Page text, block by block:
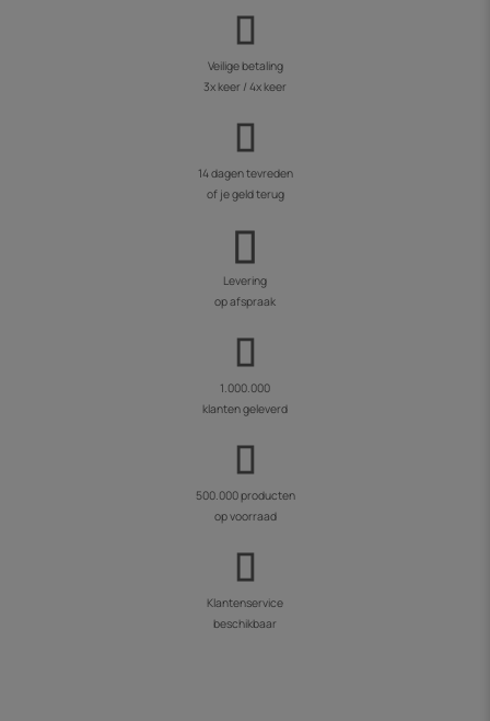
Veilige betaling
3x keer / 4x keer
14 dagen tevreden
of je geld terug
Levering
op afspraak
1.000.000
klanten geleverd
500.000 producten
op voorraad
Klantenservice
beschikbaar